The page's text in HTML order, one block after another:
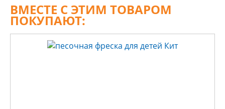
ВМЕСТЕ С ЭТИМ ТОВАРОМ
ПОКУПАЮТ: